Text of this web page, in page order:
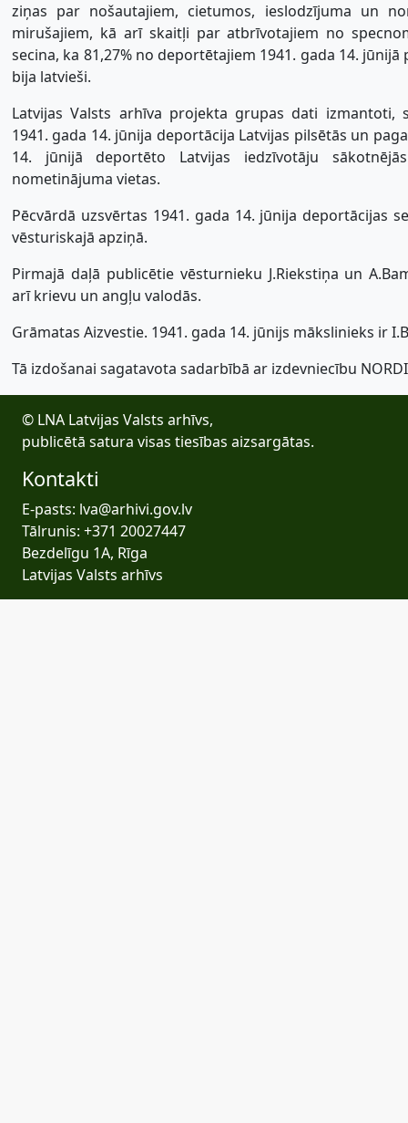
ziņas par nošautajiem, cietumos, ieslodzījuma un
mirušajiem, kā arī skaitļi par atbrīvotajiem no
secina, ka 81,27% no deportētajiem 1941. gada 14. jūnijā
bija latvieši.
Latvijas Valsts arhīva projekta grupas dati izmantoti,
1941. gada 14. jūnija deportācija Latvijas pilsētās un
14. jūnijā deportēto Latvijas iedzīvotāju
nometinājuma vietas.
Pēcvārdā uzsvērtas 1941. gada 14. jūnija deportācijas
vēsturiskajā apziņā.
Pirmajā daļā publicētie vēsturnieku J.Riekstiņa un
arī krievu un angļu valodās.
Grāmatas Aizvestie. 1941. gada 14. jūnijs mākslinieks ir
Tā izdošanai sagatavota sadarbībā ar izdevniecību
© LNA Latvijas Valsts arhīvs,
publicētā satura visas tiesības aizsargātas.
Kontakti
E-pasts: lva@arhivi.gov.lv
Tālrunis: +371 20027447
Bezdelīgu 1A, Rīga
Latvijas Valsts arhīvs